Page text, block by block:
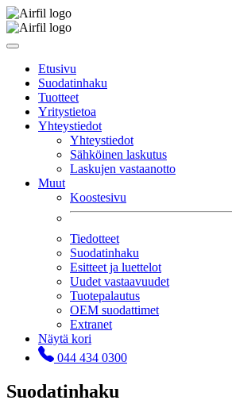
Etusivu
Suodatinhaku
Tuotteet
Yritystietoa
Yhteystiedot
Yhteystiedot
Sähköinen laskutus
Laskujen vastaanotto
Muut
Koostesivu
Tiedotteet
Suodatinhaku
Esitteet ja luettelot
Uudet vastaavuudet
Tuotepalautus
OEM suodattimet
Extranet
Näytä kori
044 434 0300
Suodatinhaku